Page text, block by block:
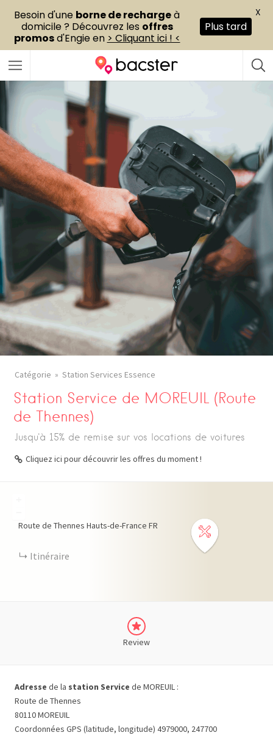
Catégorie Station Services Essence
Station Service de MOREUIL (Route
de Thennes)
Jusqu'à 15% de remise sur vos locations de voitures
Cliquez ici pour découvrir les offres du moment !
Route de Thennes Hauts-de-France FR
Itinéraire
Review
Adresse de la station Service de MOREUIL :
Route de Thennes
80110 MOREUIL
Coordonnées GPS (latitude, longitude) 4979000, 247700
Besoin d'une borne de rechargeà
domicile ? Découvrez les offres
promosd'Engie en > Cliquant ici ! <
Plus tard
X